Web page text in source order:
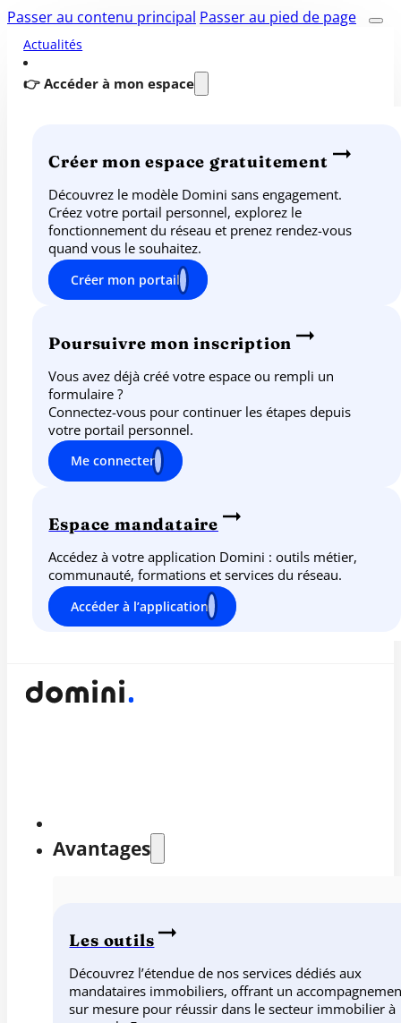
Passer au contenu principal Passer au pied de page
Actualités
👉 Accéder à mon espace
Créer mon espace gratuitement
Découvrez le modèle Domini sans engagement.
Créez votre portail personnel, explorez le
fonctionnement du réseau et prenez rendez-vous
quand vous le souhaitez.
Créer mon portail
Poursuivre mon inscription
Vous avez déjà créé votre espace ou rempli un
formulaire ?
Connectez-vous pour continuer les étapes depuis
votre portail personnel.
Me connecter
Espace mandataire
Accédez à votre application Domini : outils métier,
communauté, formations et services du réseau.
Accéder à l’application
Avantages
Les outils
Découvrez l’étendue de nos services dédiés aux
mandataires immobiliers, offrant un
sur mesure pour réussir dans le secteur immobilier à